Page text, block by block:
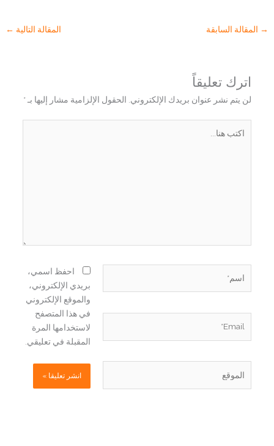
→ المقالة السابقة المقالة التالية ←
اترك تعليقاً
لن يتم نشر عنوان بريدك الإلكتروني. الحقول الإلزامية مشار إليها بـ *
هنا...
احفظ اسمي،
بريدي الإلكتروني،
والموقع الإلكتروني
في هذا المتصفح
لاستخدامها المرة
المقبلة في تعليقي.